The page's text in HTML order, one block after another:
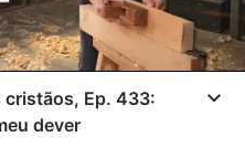
Ep. 433:
dever